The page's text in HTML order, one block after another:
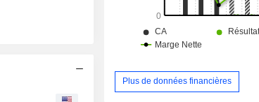
Plus de données financières